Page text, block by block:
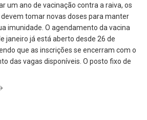
um ano de vacinação contra a raiva, os
tomar novas doses para manter
imunidade. O agendamento da vacina
janeiro já está aberto desde 26 de
que as inscrições se encerram com o
das vagas disponíveis. O posto fixo de